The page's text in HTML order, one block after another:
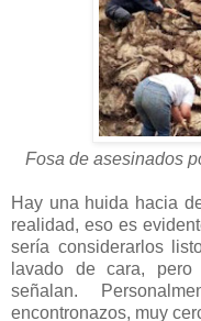
Fosa de asesinados
Hay una huida hacia
realidad, eso es
sería considerarlos
lavado de cara,
señalan.
encontronazos, muy